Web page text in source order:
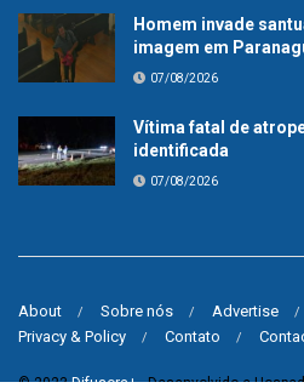
Homem invade
imagem em
07/08/2026
Vítima fatal de
identificada
07/08/2026
About Sobre nós Advertise
Privacy & Policy
Contato
© 2023Difusora+- Desenvolvido e